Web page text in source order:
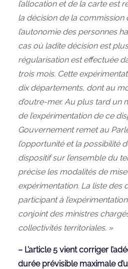
l’allocation et de la carte est
la décision de la commission
l’autonomie des personnes
cas où ladite décision est
régularisation est effectuée
trois mois. Cette
dix départements, dont au
d’outre‑mer. Au plus tard un
de l’expérimentation de ce
Gouvernement remet au
l’opportunité et la possibilité
dispositif sur l’ensemble du
précise les modalités de
expérimentation. La liste des
participant à
conjoint des ministres
collectivités territoriales. »
– L’article 5 vient corriger
durée prévisible maximale